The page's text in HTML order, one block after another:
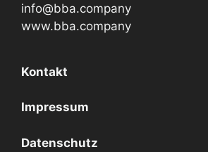
info@bba.company
www.bba.company
Kontakt
Impressum
Datenschutz